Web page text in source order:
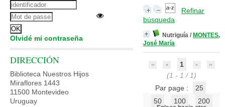
Refinar
búsqueda
Nutriguía / MONTES,
José María
1
(1 - 1 / 1)
Par page :
25
50
100 200
Olvidé mi contraseña
DIRECCIÓN
Biblioteca Nuestros Hijos
Miraflores 1443
11500 Montevideo
Uruguay